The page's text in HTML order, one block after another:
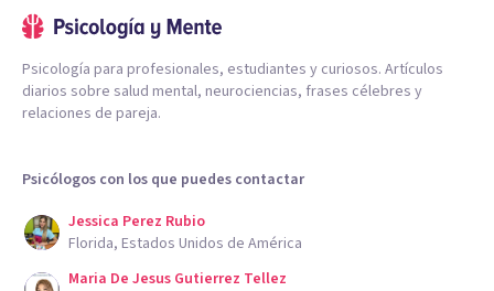
Psicología para profesionales, estudiantes y curiosos. Artículos
diarios sobre salud mental, neurociencias, frases célebres y
relaciones de pareja.
Psicólogos con los que puedes contactar
Jessica Perez Rubio
Florida, Estados Unidos de América
Maria De Jesus Gutierrez Tellez